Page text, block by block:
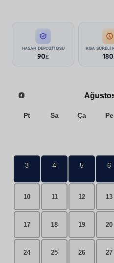
HASAR DEPOZITOSU
90£
KISA SÜRELI
180
Pt Sa Ça Pe
3 4 5 6
10 11 12 13
17 18 19 20
24 25 26 27